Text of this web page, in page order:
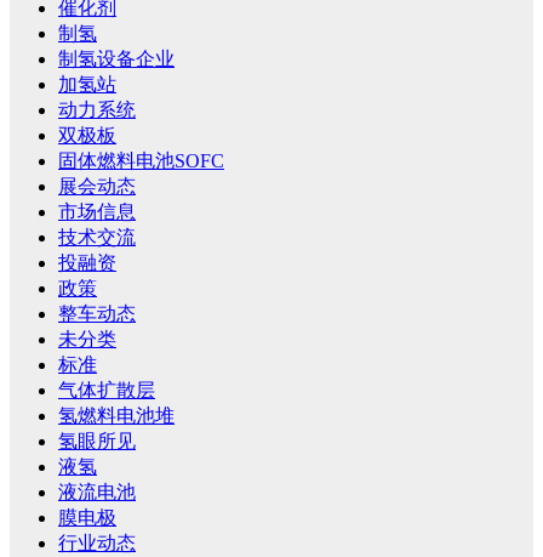
催化剂
制氢
制氢设备企业
加氢站
动力系统
双极板
固体燃料电池SOFC
展会动态
市场信息
技术交流
投融资
政策
整车动态
未分类
标准
气体扩散层
氢燃料电池堆
氢眼所见
液氢
液流电池
膜电极
行业动态